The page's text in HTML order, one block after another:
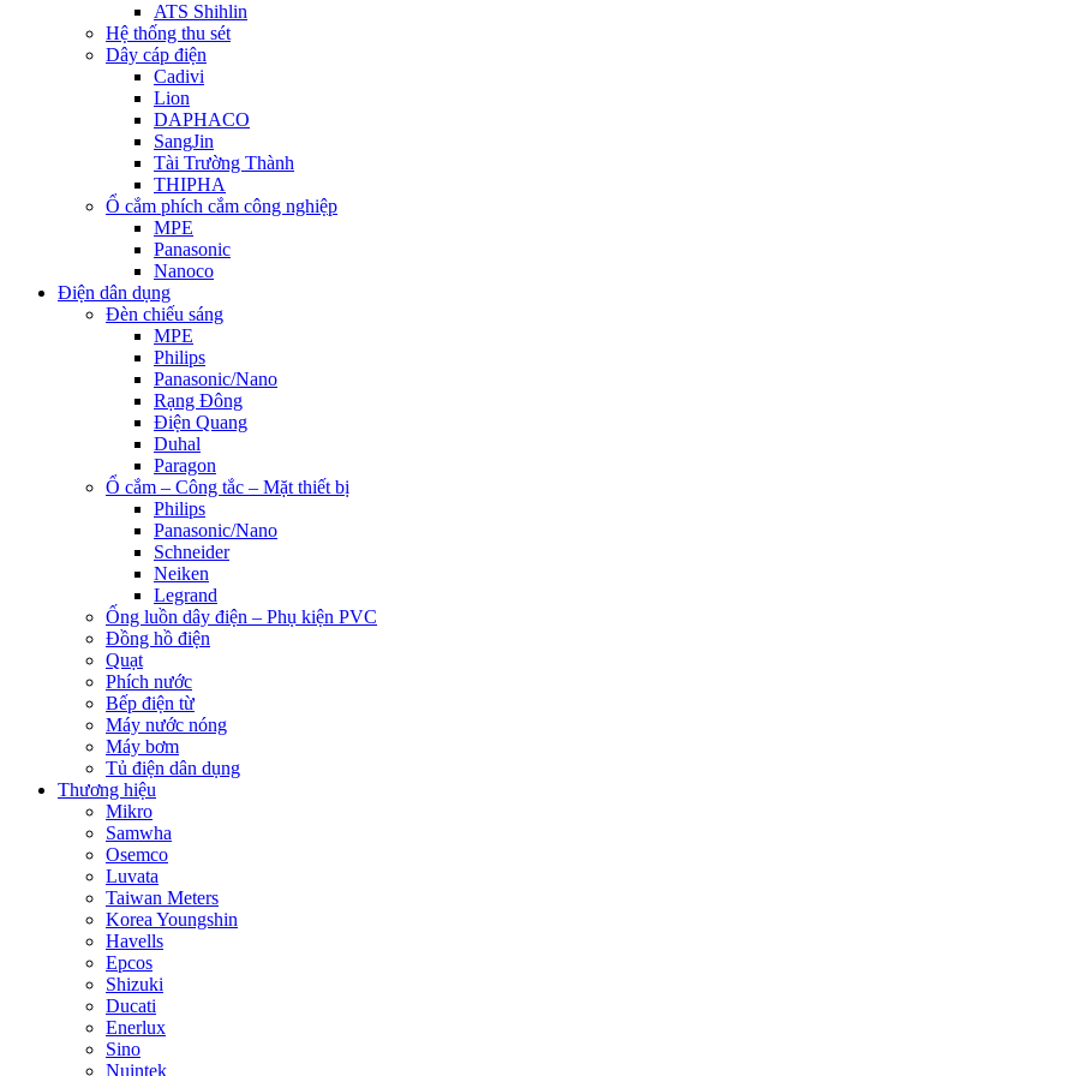
ATS Shihlin
Hệ thống thu sét
Dây cáp điện
Cadivi
Lion
DAPHACO
SangJin
Tài Trường Thành
THIPHA
Ổ cắm phích cắm công nghiệp
MPE
Panasonic
Nanoco
Điện dân dụng
Đèn chiếu sáng
MPE
Philips
Panasonic/Nano
Rạng Đông
Điện Quang
Duhal
Paragon
Ổ cắm – Công tắc – Mặt thiết bị
Philips
Panasonic/Nano
Schneider
Neiken
Legrand
Ống luồn dây điện – Phụ kiện PVC
Đồng hồ điện
Quạt
Phích nước
Bếp điện từ
Máy nước nóng
Máy bơm
Tủ điện dân dụng
Thương hiệu
Mikro
Samwha
Osemco
Luvata
Taiwan Meters
Korea Youngshin
Havells
Epcos
Shizuki
Ducati
Enerlux
Sino
Nuintek